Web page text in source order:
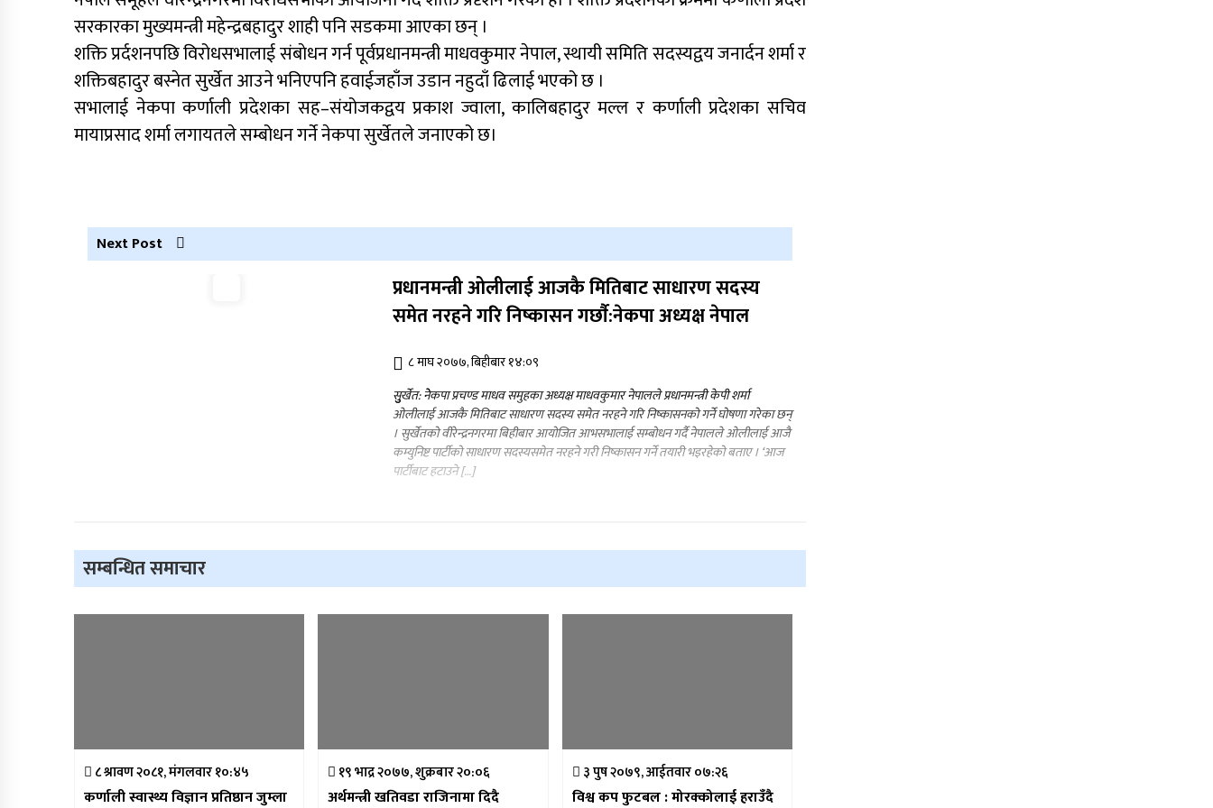
नेपाली कांग्रेस जुम्लाका कोषाध्यक्ष पाण्डेको
निधन
दुर्घटना, एकको मृत्यु
सरकारका मुख्यमन्त्री महेन्द्रबहादुर शाही पनि सडकमा आएका छन् ।
शक्ति प्रर्दशनपछि विरोधसभालाई संबाेधन गर्न पूर्वप्रधानमन्त्री माधवकुमार नेपाल, स्थायी समिति सदस्यद्वय जनार्दन शर्मा र
शक्तिबहादुर बस्नेत सुर्खेत आउने भनिएपनि हवाईजहाँज उडान नहुदाँ ढिलाई भएको छ ।
सभालाई नेकपा कर्णाली प्रदेशका सह–संयोजकद्वय प्रकाश ज्वाला, कालिबहादुर मल्ल र कर्णाली प्रदेशका सचिव
मायाप्रसाद शर्मा लगायतले सम्बोधन गर्ने नेकपा सुर्खेतले जनाएको छ।
Next Post
प्रधानमन्त्री ओलीलाई आजकै मितिबाट साधारण सदस्य
समेत नरहने गरि निष्कासन गर्छाै:नेकपा अध्यक्ष नेपाल
८ माघ २०७७, बिहीबार १४:०९
सुुुुर्खेत: नेेकपा प्रचण्ड माधव समुहका अध्यक्ष माधवकुमार नेपालले प्रधानमन्त्री केपी शर्मा
ओलीलाई आजकै मितिबाट साधारण सदस्य समेत नरहने गरि निष्कासनको गर्ने घोषणा गरेका छन्
। सुर्खेतको वीरेन्द्रनगरमा बिहीबार आयोजित आभसभालाई सम्बोधन गर्दै नेपालले ओलीलाई आजै
कम्युनिष्ट पार्टीको साधारण सदस्यसमेत नरहने गरी निष्कासन गर्ने तयारी भइरहेको बताए । ‘आज
पार्टीबाट हटाउने […]
सम्बन्धित समाचार
८ श्रावण २०८१, मंगलवार १०:४५
कर्णाली स्वास्थ्य विज्ञान प्रतिष्ठान जुम्ला
१९ भाद्र २०७७, शुक्रबार २०:०६
अर्थमन्त्री खतिवडा राजिनामा दिदै
३ पुष २०७९, आईतवार ०७:२६
विश्व कप फुटबल : मोरक्कोलाई हराउँदै